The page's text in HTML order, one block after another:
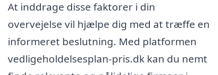
At inddrage disse faktorer i din
overvejelse vil hjælpe dig med at træffe en
informeret beslutning. Med platformen
vedligeholdelsesplan-pris.dk kan du nemt